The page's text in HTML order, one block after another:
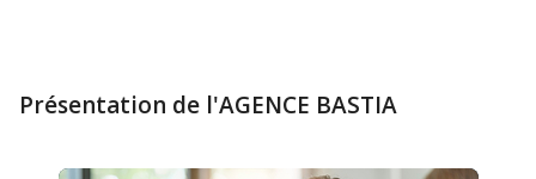
Présentation de l'AGENCE BASTIA